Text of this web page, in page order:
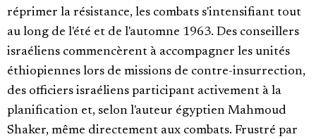
réprimer la résistance, les combats s'intensifiant tout
au long de l'été et de l'automne 1963. Des conseillers
israéliens commencèrent à accompagner les unités
éthiopiennes lors de missions de contre-insurrection,
des officiers israéliens participant activement à la
planification et, selon l'auteur égyptien Mahmoud
Shaker, même directement aux combats. Frustré par